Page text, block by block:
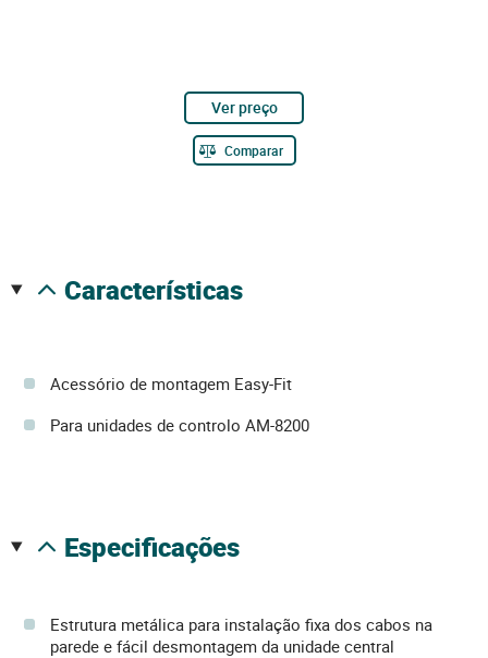
Ver preço
Comparar
características
Acessório de montagem Easy-Fit
Para unidades de controlo AM-8200
especificações
Estrutura metálica para instalação fixa dos cabos na
parede e fácil desmontagem da unidade central